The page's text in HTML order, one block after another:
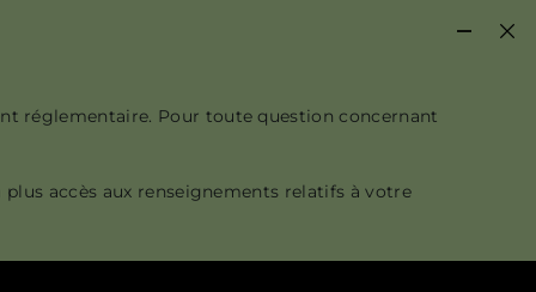
réglementaire. Pour toute question concernant
accès aux renseignements relatifs à votre